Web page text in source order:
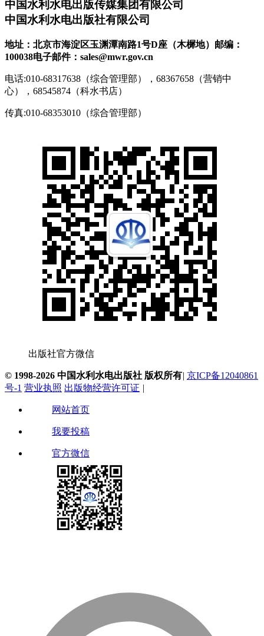
中国水利水电出版传媒集团有限公司
中国水利水电出版社有限公司
地址：北京市海淀区玉渊潭南路1号D座（木樨地） 邮编：
100038电子邮件：sales@mwr.gov.cn
电话:010-68317638（综合管理部），68367658（营销中
心），68545874（科水书店）
传真:010-68353010（综合管理部）
出版社官方微信
© 1998-2026 中国水利水电出版社 版权所有| 京ICP备12040861
号-1 营业执照 出版物经营许可证 |
网站首页
我要投稿
官方微信